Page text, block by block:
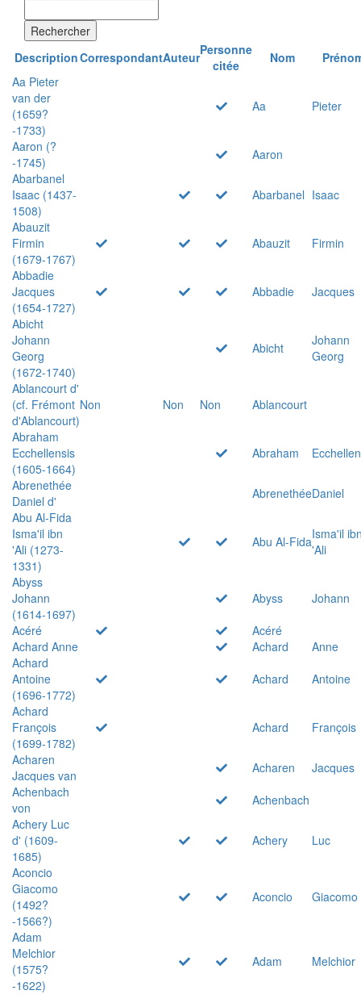
Rechercher
DescriptionCorrespondantAuteurPersonne
citée
Nom
Aa Pieter
van der
(1659?
-1733)
Aa Pieter
Aaron (?
-1745)
Aaron
Abarbanel
Isaac (1437-
1508)
Abarbanel Isaac
Abauzit
Firmin
(1679-1767)
Abauzit
Firmin
Abbadie
Jacques
(1654-1727)
Abbadie
Jacques
Abicht
Johann
Georg
(1672-1740)
Abicht
Johann
Georg
Ablancourt d'
(cf. Frémont
d'Ablancourt)
Non Non Non
Ablancourt
Abraham
Ecchellensis
(1605-1664)
Abraham
Abrenethée
Daniel d'
AbrenethéeDaniel
Abu Al-Fida
Isma'il ibn
'Ali (1273-
1331)
Abu Al-FidaIsma'il
'Ali
Abyss
Johann
(1614-1697)
Abyss
Johann
Acéré
Acéré
Achard Anne
Achard
Anne
Achard
Antoine
(1696-1772)
Achard
Antoine
Achard
François
(1699-1782)
Achard
François
Acharen
Jacques van
Acharen
Jacques
Achenbach
von
Achenbach
Achery Luc
d' (1609-
1685)
Achery
Luc
Aconcio
Giacomo
(1492?
-1566?)
Aconcio Giacomo
Adam
Melchior
(1575?
-1622)
Adam Melchior